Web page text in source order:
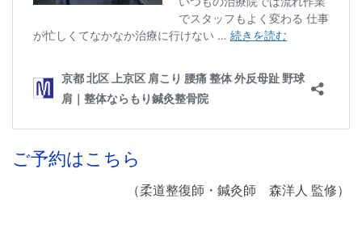
ご予約はこちら
（柔道整復師・鍼灸師 森洋人 監修）